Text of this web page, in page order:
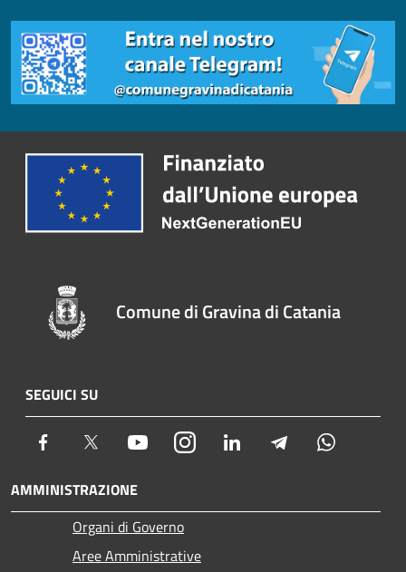
Comune di Gravina di Catania
SEGUICI SU
Facebook Twitter YoutubeInstagram LinkedIn Telegram
AMMINISTRAZIONE
Organi di Governo
Aree Amministrative